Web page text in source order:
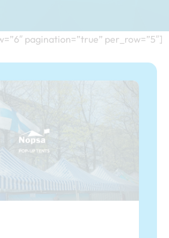
pagination=”true” per_row=”5″]